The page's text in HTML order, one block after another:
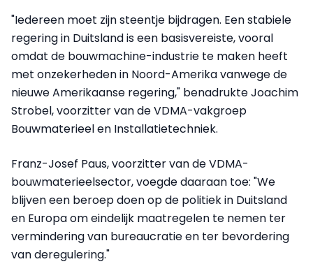
"Iedereen moet zijn steentje bijdragen. Een stabiele
regering in Duitsland is een basisvereiste, vooral
omdat de bouwmachine-industrie te maken heeft
met onzekerheden in Noord-Amerika vanwege de
nieuwe Amerikaanse regering," benadrukte Joachim
Strobel, voorzitter van de VDMA-vakgroep
Bouwmaterieel en Installatietechniek.
Franz-Josef Paus, voorzitter van de VDMA-
bouwmaterieelsector, voegde daaraan toe: "We
blijven een beroep doen op de politiek in Duitsland
en Europa om eindelijk maatregelen te nemen ter
vermindering van bureaucratie en ter bevordering
van deregulering."